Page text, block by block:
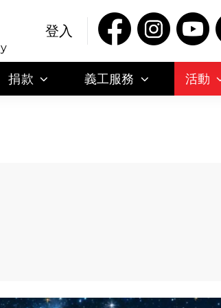
登入
捐款 義工服務 活動